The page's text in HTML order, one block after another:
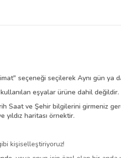
seçeneği seçilerek Aynı gün ya
eşyalar ürüne dahil değildir.
Saat ve Şehir bilgilerini girmeniz
yıldız haritası örnektir.
kişiselleştiriyoruz!